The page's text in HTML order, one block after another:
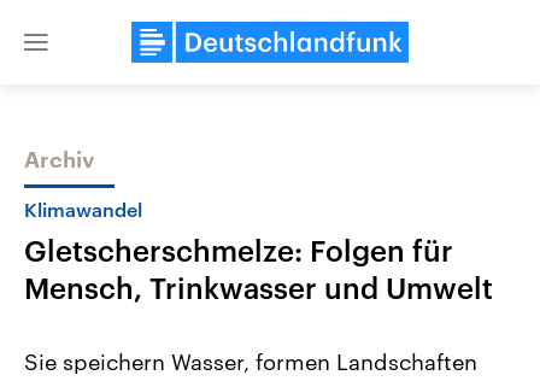
Close
Themen
Archiv
Klimawandel
Gletscherschmelze: Folgen für
Mensch, Trinkwasser und Umwelt
Sie speichern Wasser, formen Landschaften